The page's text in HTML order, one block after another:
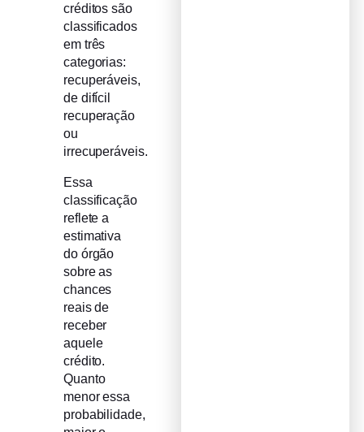
créditos são
classificados
em três
categorias:
recuperáveis,
de difícil
recuperação
ou
irrecuperáveis.
Essa
classificação
reflete a
estimativa
do órgão
sobre as
chances
reais de
receber
aquele
crédito.
Quanto
menor essa
probabilidade,